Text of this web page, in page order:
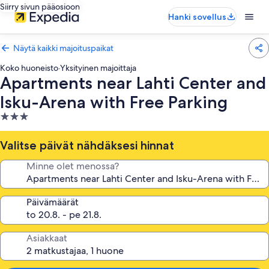
Siirry sivun pääosioon
Hanki sovellus
Näytä kaikki majoituspaikat
Koko huoneisto·Yksityinen majoittaja
Apartments near Lahti Center and
Isku-Arena with Free Parking
3.0
tähden
majoituspaikka
Valitse päivät nähdäksesi hinnat
Minne olet menossa?
Päivämäärät
Asiakkaat